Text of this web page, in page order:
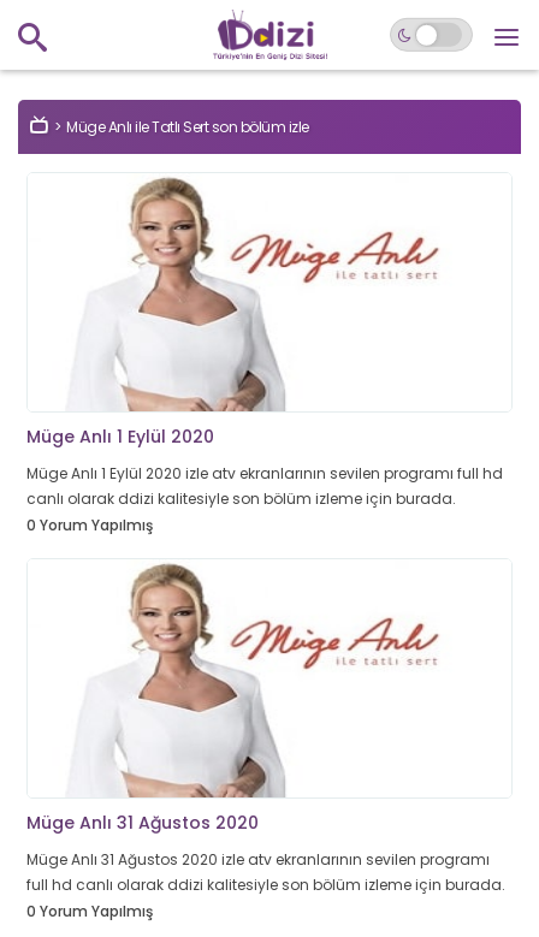
Müge Anlı ile Tatlı Sert son bölüm izle
Müge Anlı 1 Eylül 2020
Müge Anlı 1 Eylül 2020 izle atv ekranlarının sevilen programı full hd
canlı olarak ddizi kalitesiyle son bölüm izleme için burada.
0 Yorum Yapılmış
Müge Anlı 31 Ağustos 2020
Müge Anlı 31 Ağustos 2020 izle atv ekranlarının sevilen programı
full hd canlı olarak ddizi kalitesiyle son bölüm izleme için burada.
0 Yorum Yapılmış